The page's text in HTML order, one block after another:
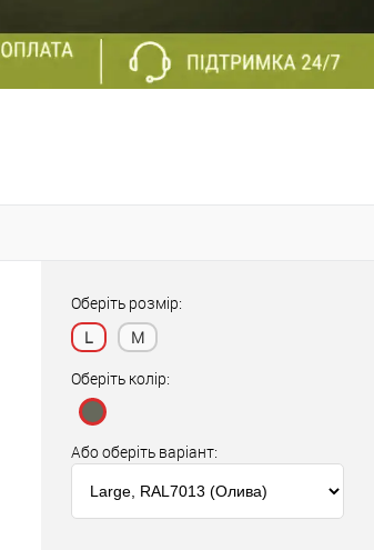
Оберіть розмір:
L
M
Оберіть колір:
Або оберіть варіант: